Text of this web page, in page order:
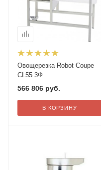
Овощерезка Robot Coupe
CL55 3Ф
566 806 руб.
В КОРЗИНУ